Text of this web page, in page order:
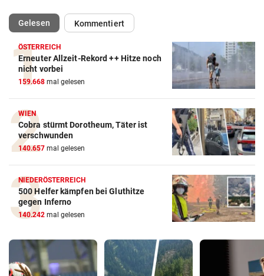
Gelesen(ausgewählt)Kommentiert
ÖSTERREICH
Erneuter Allzeit-Rekord ++ Hitze noch
nicht vorbei
159.668 mal gelesen
WIEN
Cobra stürmt Dorotheum, Täter ist
verschwunden
140.657 mal gelesen
NIEDERÖSTERREICH
500 Helfer kämpfen bei Gluthitze
gegen Inferno
140.242 mal gelesen